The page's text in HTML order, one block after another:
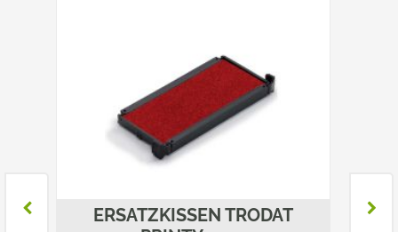
ERSATZKISSEN TRODAT